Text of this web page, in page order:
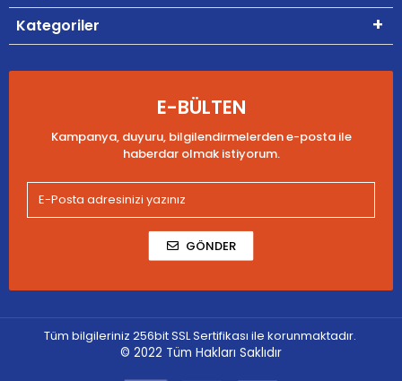
Kategoriler
E-BÜLTEN
Kampanya, duyuru, bilgilendirmelerden e-posta ile
haberdar olmak istiyorum.
GÖNDER
Tüm bilgileriniz 256bit SSL Sertifikası ile korunmaktadır.
© 2022 Tüm Hakları Saklıdır